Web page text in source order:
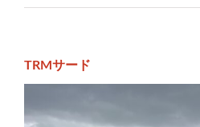
TRMサード